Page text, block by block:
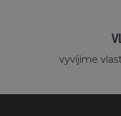
vyvíjíme